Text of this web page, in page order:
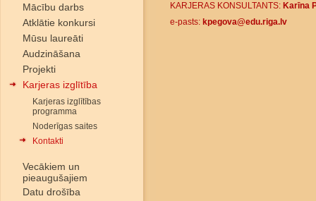
Mācību darbs
Atklātie konkursi
Mūsu laureāti
Audzināšana
Projekti
Karjeras izglītība
Karjeras izglītības
programma
Noderīgas saites
Kontakti
Vecākiem un
pieaugušajiem
Datu drošība
KARJERAS KONSULTANTS: Karīna
e-pasts: kpegova@edu.riga.lv